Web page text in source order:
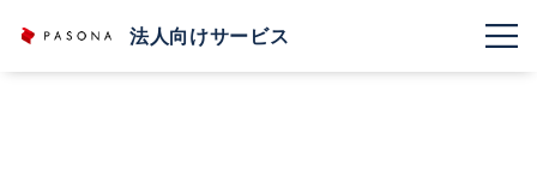
法人向けサービス